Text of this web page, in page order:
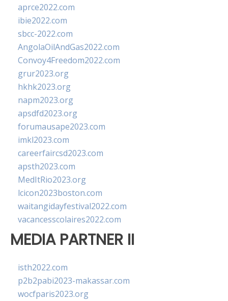
aprce2022.com
ibie2022.com
sbcc-2022.com
AngolaOilAndGas2022.com
Convoy4Freedom2022.com
grur2023.org
hkhk2023.org
napm2023.org
apsdfd2023.org
forumausape2023.com
imkl2023.com
careerfaircsd2023.com
apsth2023.com
MedItRio2023.org
lcicon2023boston.com
waitangidayfestival2022.com
vacancesscolaires2022.com
MEDIA PARTNER II
isth2022.com
p2b2pabi2023-makassar.com
wocfparis2023.org